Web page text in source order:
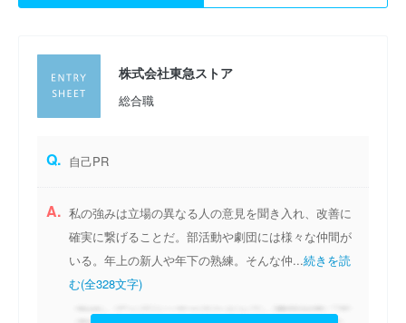
株式会社東急ストア
総合職
Q. 自己PR
A. 私の強みは立場の異なる人の意見を聞き入れ、改善に
確実に繋げることだ。部活動や劇団には様々な仲間が
いる。年上の新人や年下の熟練。そんな仲...続きを読
む(全328文字)